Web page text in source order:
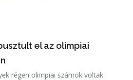
el az olimpiai
régen olimpiai számok voltak.